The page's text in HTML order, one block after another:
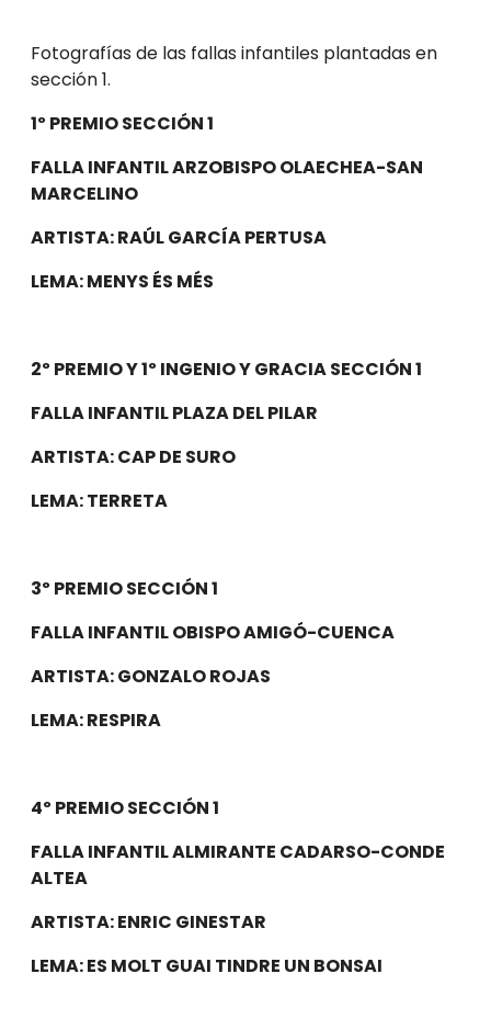
Fotografías de las fallas infantiles plantadas en
sección 1.
1º PREMIO SECCIÓN 1
FALLA INFANTIL ARZOBISPO OLAECHEA-SAN
MARCELINO
ARTISTA: RAÚL GARCÍA PERTUSA
LEMA: MENYS ÉS MÉS
2º PREMIO Y 1º INGENIO Y GRACIA SECCIÓN 1
FALLA INFANTIL PLAZA DEL PILAR
ARTISTA: CAP DE SURO
LEMA: TERRETA
3º PREMIO SECCIÓN 1
FALLA INFANTIL OBISPO AMIGÓ-CUENCA
ARTISTA: GONZALO ROJAS
LEMA: RESPIRA
4º PREMIO SECCIÓN 1
FALLA INFANTIL ALMIRANTE CADARSO-CONDE
ALTEA
ARTISTA: ENRIC GINESTAR
LEMA: ES MOLT GUAI TINDRE UN BONSAI